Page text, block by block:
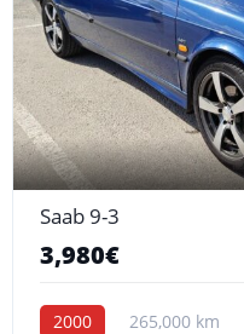
Saab 9-3
3,980€
2000 265,000 km